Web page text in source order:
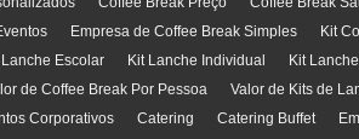
Empresa de Coffee Break Simples Kit
Lanche Escolar Kit Lanche Individual Kit
de Coffee Break Por Pessoa Valor de Kits de
Corporativos Catering Catering Buffet